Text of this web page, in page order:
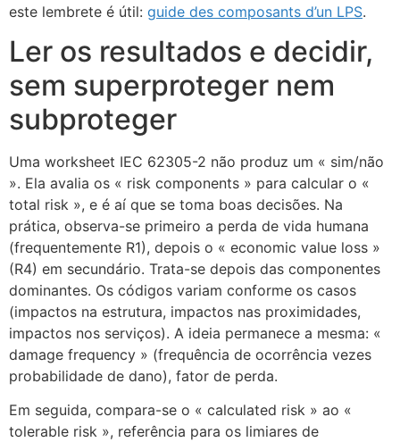
este lembrete é útil: guide des composants d’un LPS.
Ler os resultados e decidir,
sem superproteger nem
subproteger
Uma worksheet IEC 62305-2 não produz um « sim/não
». Ela avalia os « risk components » para calcular o «
total risk », e é aí que se toma boas decisões. Na
prática, observa-se primeiro a perda de vida humana
(frequentemente R1), depois o « economic value loss »
(R4) em secundário. Trata-se depois das componentes
dominantes. Os códigos variam conforme os casos
(impactos na estrutura, impactos nas proximidades,
impactos nos serviços). A ideia permanece a mesma: «
damage frequency » (frequência de ocorrência vezes
probabilidade de dano), fator de perda.
Em seguida, compara-se o « calculated risk » ao «
tolerable risk », referência para os limiares de
ECLAIR